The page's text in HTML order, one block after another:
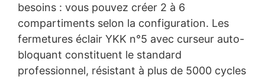
besoins : vous pouvez créer 2 à 6
compartiments selon la configuration. Les
fermetures éclair YKK n°5 avec curseur auto-
bloquant constituent le standard
professionnel, résistant à plus de 5000 cycles